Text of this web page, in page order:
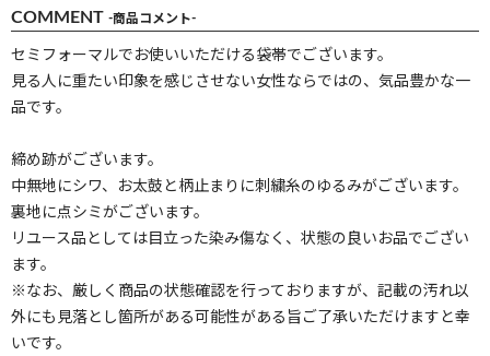
COMMENT -商品コメント-
セミフォーマルでお使いいただける袋帯でございます。
見る人に重たい印象を感じさせない女性ならではの、気品豊かな一
品です。
締め跡がございます。
中無地にシワ、お太鼓と柄止まりに刺繍糸のゆるみがございます。
裏地に点シミがございます。
リユース品としては目立った染み傷なく、状態の良いお品でござい
ます。
※なお、厳しく商品の状態確認を行っておりますが、記載の汚れ以
外にも見落とし箇所がある可能性がある旨ご了承いただけますと幸
いです。